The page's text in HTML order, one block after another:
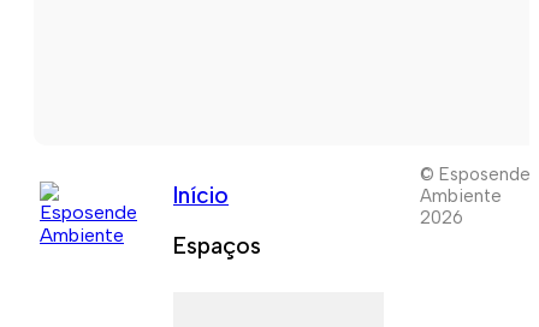
Início
Espaços
© Esposende
Ambiente
2026